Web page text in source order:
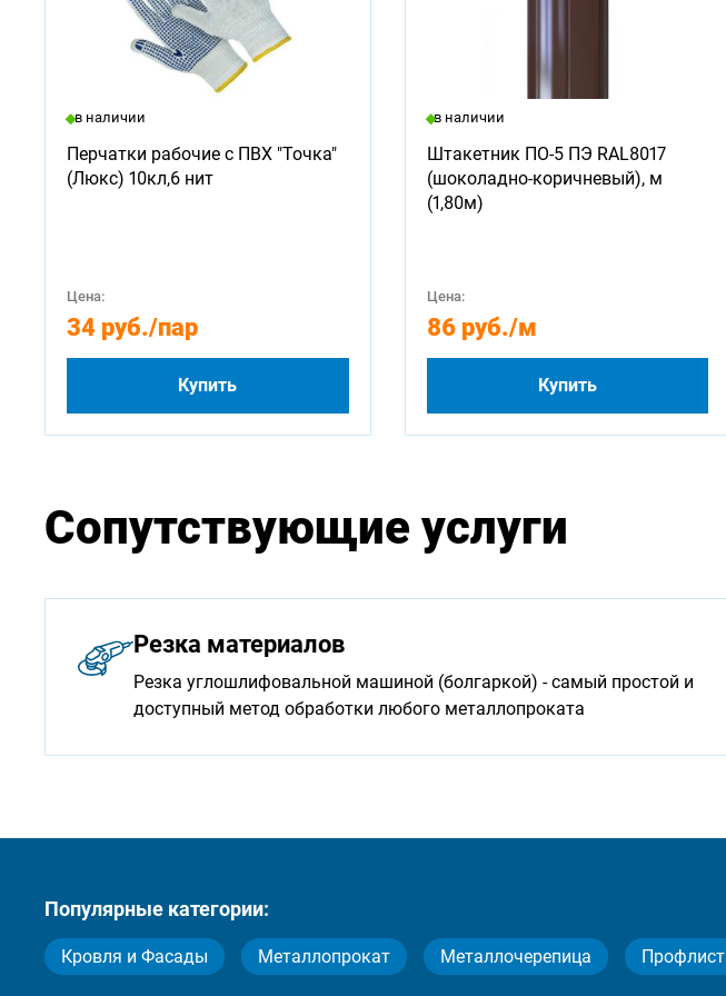
в наличии
Перчатки рабочие с ПВХ "Точка"
(Люкс) 10кл,6 нит
Цена:
34 руб./пар
Купить
в наличии
Штакетник ПО-5 ПЭ RAL8017
(шоколадно-коричневый), м
(1,80м)
Цена:
86 руб./м
Купить
Сопутствующие услуги
Резка материалов
Резка углошлифовальной машиной (болгаркой) - самый простой и
доступный метод обработки любого металлопроката
Популярные категории:
Кровля и Фасады Металлопрокат Металлочерепица Профлист